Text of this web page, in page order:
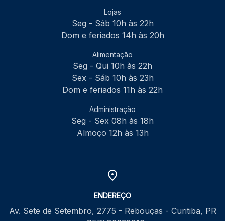
Lojas
Seg - Sáb 10h às 22h
Dom e feriados 14h às 20h
Alimentação
Seg - Qui 10h às 22h
Sex - Sáb 10h às 23h
Dom e feriados 11h às 22h
Administração
Seg - Sex 08h às 18h
Almoço 12h às 13h
ENDEREÇO
Av. Sete de Setembro, 2775 - Rebouças - Curitiba, PR